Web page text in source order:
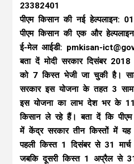
23382401
पीएम किसान की नई हेल्पलाइन:
पीएम किसान की एक और
ई-मेल आईडी: pmkisan-
बता दें मोदी सरकार दिसंबर
को 7 किस्त भेजी जा चुकी है।
सरकार इस योजना के तहत 3
इस योजना का लाभ देश भर के
किसान ले रहे हैं। बता दें कि पीएम
में केंद्र सरकार तीन किस्तों में यह
पहली किस्त 1 दिसंबर से 31
जबकि दूसरी किस्त 1 अप्रैल से